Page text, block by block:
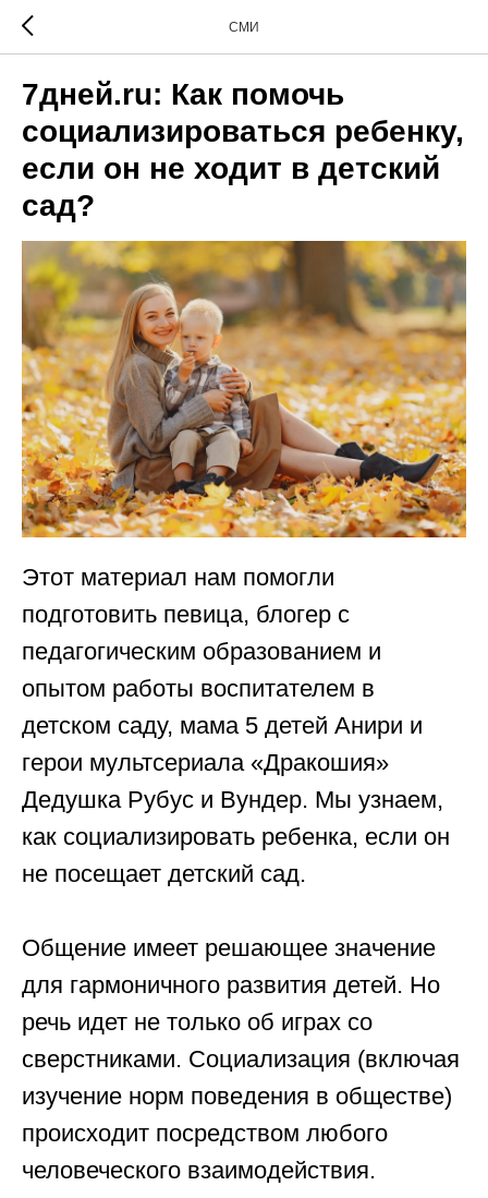
СМИ
7дней.ru: Как помочь
социализироваться ребенку,
если он не ходит в детский
сад?
Этот материал нам помогли
подготовить певица, блогер с
педагогическим образованием и
опытом работы воспитателем в
детском саду, мама 5 детей Анири и
герои мультсериала «Дракошия»
Дедушка Рубус и Вундер. Мы узнаем,
как социализировать ребенка, если он
не посещает детский сад.
Общение имеет решающее значение
для гармоничного развития детей. Но
речь идет не только об играх со
сверстниками. Социализация (включая
изучение норм поведения в обществе)
происходит посредством любого
человеческого взаимодействия.